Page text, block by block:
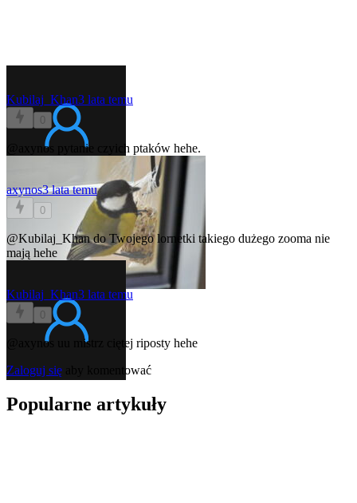
Kubilaj_Khan3 lata temu
0
@axynos pytanie czyich ptaków hehe.
axynos3 lata temu
0
@Kubilaj_Khando Twojego lornetki takiego dużego zooma nie
mają hehe
Kubilaj_Khan3 lata temu
0
@axynos
uu mistrz ciętej riposty hehe
Zaloguj się aby komentować
Popularne artykuły